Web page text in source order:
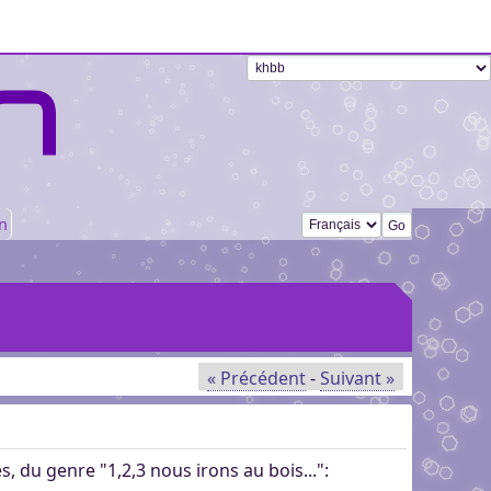
Changer de langue
« Précédent-Suivant »
du genre "1,2,3 nous irons au bois...":